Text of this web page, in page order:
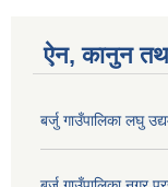
ऐन, कानुन तथा
बर्जु गाउँपालिका लघु